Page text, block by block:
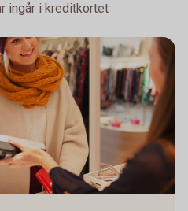
ingår i kreditkortet